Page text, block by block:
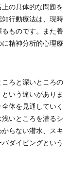
の具体的な問題を
行動療法は、現時
ものです。また養
精神分析的心理療
ろと深いところの
いう違いがありま
体を見通していく
いところを潜るシ
らない潜水、スキ
ダイビングという